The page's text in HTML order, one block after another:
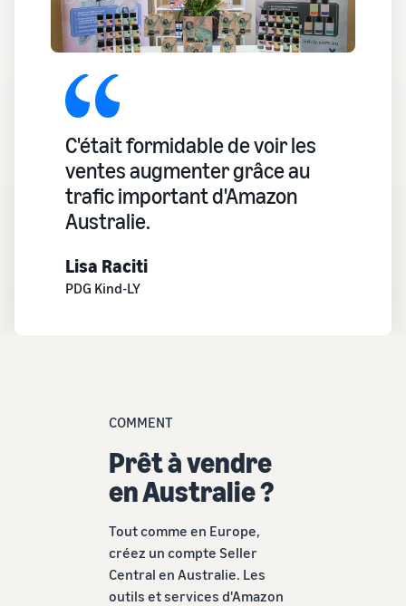
C'était formidable de voir les
ventes augmenter grâce au
trafic important d'Amazon
Australie.
Lisa Raciti
PDG Kind-LY
COMMENT
Prêt à vendre
en Australie ?
Tout comme en Europe,
créez un compte Seller
Central en Australie. Les
outils et services d'Amazon